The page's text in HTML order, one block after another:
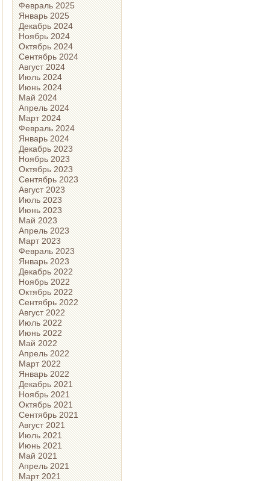
Февраль 2025
Январь 2025
Декабрь 2024
Ноябрь 2024
Октябрь 2024
Сентябрь 2024
Август 2024
Июль 2024
Июнь 2024
Май 2024
Апрель 2024
Март 2024
Февраль 2024
Январь 2024
Декабрь 2023
Ноябрь 2023
Октябрь 2023
Сентябрь 2023
Август 2023
Июль 2023
Июнь 2023
Май 2023
Апрель 2023
Март 2023
Февраль 2023
Январь 2023
Декабрь 2022
Ноябрь 2022
Октябрь 2022
Сентябрь 2022
Август 2022
Июль 2022
Июнь 2022
Май 2022
Апрель 2022
Март 2022
Январь 2022
Декабрь 2021
Ноябрь 2021
Октябрь 2021
Сентябрь 2021
Август 2021
Июль 2021
Июнь 2021
Май 2021
Апрель 2021
Март 2021